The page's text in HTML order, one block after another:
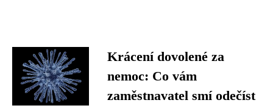
Krácení dovolené za
nemoc: Co vám
zaměstnavatel smí odečíst